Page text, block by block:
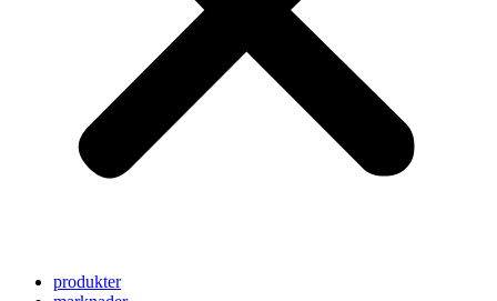
produkter